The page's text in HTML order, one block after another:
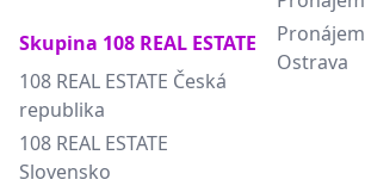
Skupina 108 REAL ESTATE
108 REAL ESTATE Česká
republika
108 REAL ESTATE
Slovensko
Ostrava